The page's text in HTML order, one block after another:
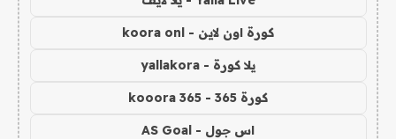
كورة اون لاين - koora onl
يلا كورة - yallakora
كورة 365 - kooora 365
اس جول - AS Goal